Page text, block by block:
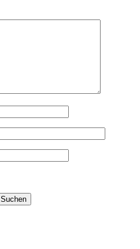
Suchen